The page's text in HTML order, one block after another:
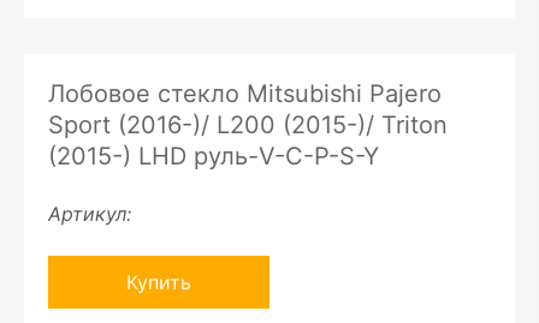
Лобовое стекло Mitsubishi Pajero
Sport (2016-)/ L200 (2015-)/ Triton
(2015-) LHD руль-V-C-P-S-Y
Артикул:
Купить